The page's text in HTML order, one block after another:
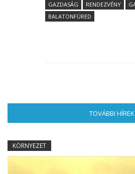
GAZDASÁG RENDEZVÉNY
BALATONFÜRED
TOVÁBBI HÍREK
KÖRNYEZET